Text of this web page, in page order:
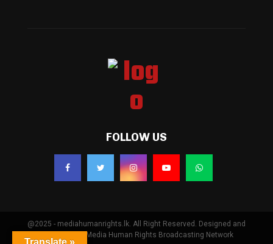
FOLLOW US
@2025 - mediahumanrights.lk. All Right Reserved. Designed and
Developed by Media Human Rights Broadcasting Network
Translate »